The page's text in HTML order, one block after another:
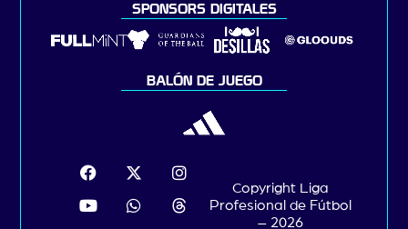
SPONSORS DIGITALES
BALÓN DE JUEGO
Copyright Liga
Profesional de Fútbol
– 2026